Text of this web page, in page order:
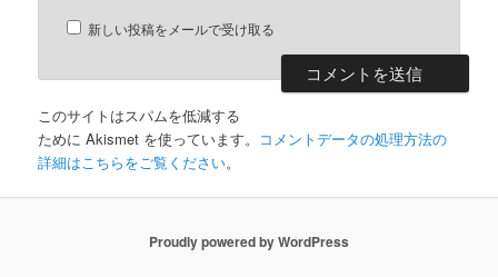
新しい投稿をメールで受け取る
このサイトはスパムを低減する
ために Akismet を使っています。 コメントデータの処理方法の
詳細はこちらをご覧ください。
Proudly powered by WordPress